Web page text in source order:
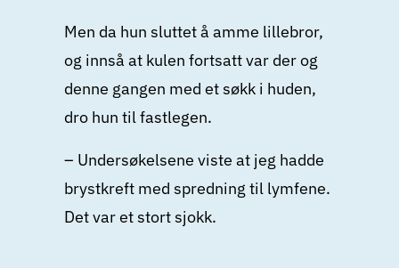
Men da hun sluttet å amme lillebror,
og innså at kulen fortsatt var der og
denne gangen med et søkk i huden,
dro hun til fastlegen.
– Undersøkelsene viste at jeg hadde
brystkreft med spredning til lymfene.
Det var et stort sjokk.